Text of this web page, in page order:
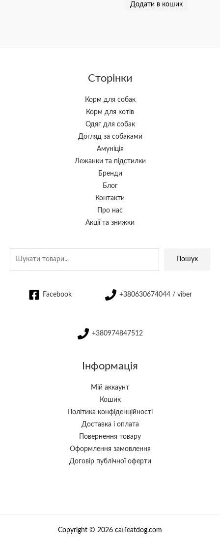
Додати в кошик
Сторінки
Корм для собак
Корм для котів
Одяг для собак
Догляд за собаками
Амуніція
Лежанки та підстилки
Бренди
Блог
Контакти
Про нас
Акції та знижки
Пошук
Facebook +380630674044 / viber
+380974847512
Інформація
Мій аккаунт
Кошик
Політика конфіденційності
Доставка і оплата
Повернення товару
Оформлення замовлення
Договір публічної оферти
Copyright © 2026 catfeatdog.com